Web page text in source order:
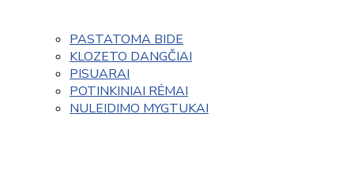
PASTATOMA BIDE
KLOZETO DANGČIAI
PISUARAI
POTINKINIAI RĖMAI
NULEIDIMO MYGTUKAI